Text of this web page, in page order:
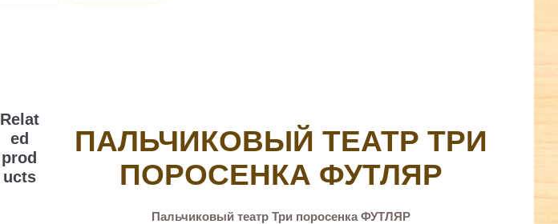
ПАЛЬЧИКОВЫЙ ТЕАТР ТРИ
ПОРОСЕНКА ФУТЛЯР
Пальчиковый театр Три поросенка ФУТЛЯР
Relat
ed
prod
ucts